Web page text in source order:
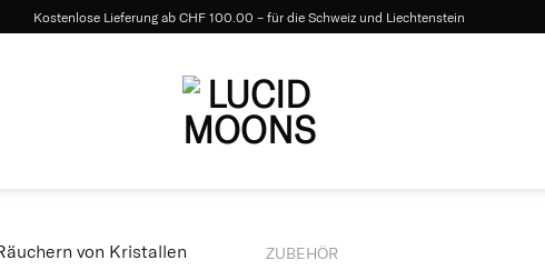
Kostenlose Lieferung ab CHF 100.00 – für die Schweiz und Liechtenstein
ZUBEHÖR